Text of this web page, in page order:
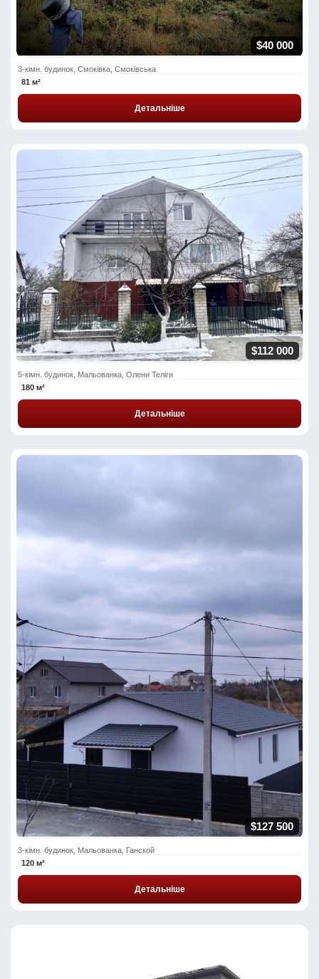
$40 000
3-кімн. будинок, Смоківка, Смоківська
81 м²
Детальніше
$112 000
5-кімн. будинок, Мальованка, Олени Теліги
180 м²
Детальніше
$127 500
3-кімн. будинок, Мальованка, Ганской
120 м²
Детальніше